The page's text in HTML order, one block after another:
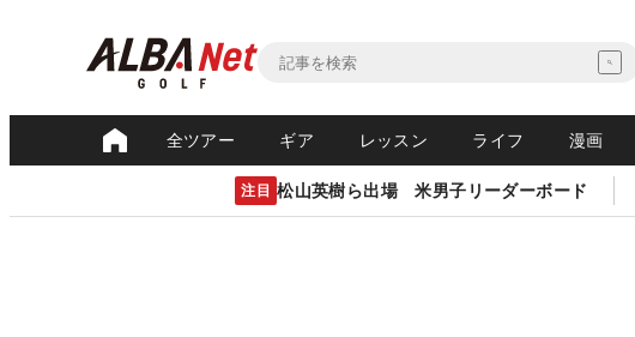
全ツアー ギア レッスン ライフ 漫画
注目 松山英樹ら出場 米男子リーダーボード